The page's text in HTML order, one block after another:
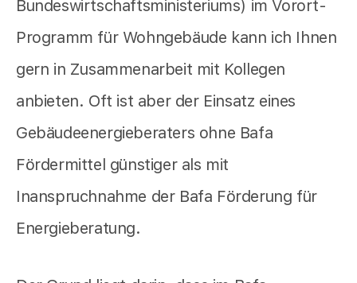
Bundeswirtschaftsministeriums) im Vorort-
Programm für Wohngebäude kann ich Ihnen
gern in Zusammenarbeit mit Kollegen
anbieten. Oft ist aber der Einsatz eines
Gebäudeenergieberaters ohne Bafa
Fördermittel günstiger als mit
Inanspruchnahme der Bafa Förderung für
Energieberatung.